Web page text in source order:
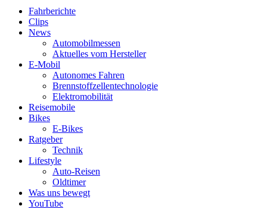
Fahrberichte
Clips
News
Automobilmessen
Aktuelles vom Hersteller
E-Mobil
Autonomes Fahren
Brennstoffzellentechnologie
Elektromobilität
Reisemobile
Bikes
E-Bikes
Ratgeber
Technik
Lifestyle
Auto-Reisen
Oldtimer
Was uns bewegt
YouTube